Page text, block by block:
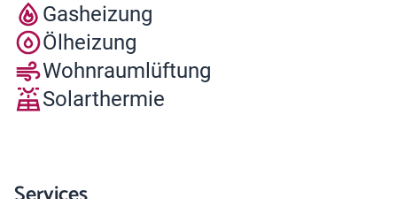
Gasheizung
Ölheizung
Wohnraumlüftung
Solarthermie